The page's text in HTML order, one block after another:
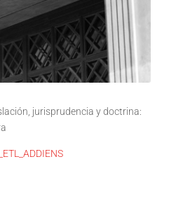
jurisprudencia y doctrina: